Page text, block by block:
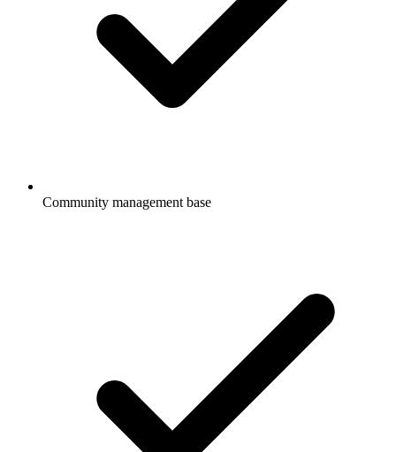
Community management base